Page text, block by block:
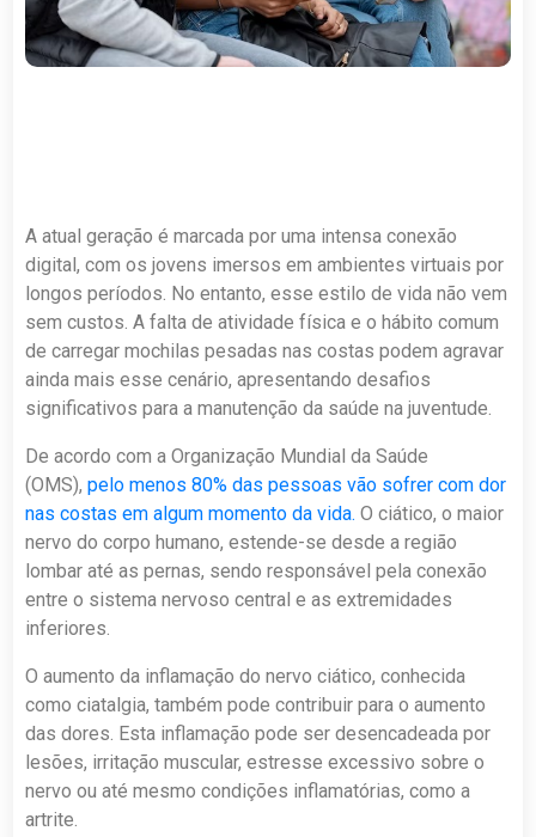
A atual geração é marcada por uma intensa conexão
digital, com os jovens imersos em ambientes virtuais por
longos períodos. No entanto, esse estilo de vida não vem
sem custos. A falta de atividade física e o hábito comum
de carregar mochilas pesadas nas costas podem agravar
ainda mais esse cenário, apresentando desafios
significativos para a manutenção da saúde na juventude.
De acordo com a Organização Mundial da Saúde
(OMS),pelo menos 80% das pessoas vão sofrer com dor
nas costas em algum momento da vida.O ciático, o maior
nervo do corpo humano, estende-se desde a região
lombar até as pernas, sendo responsável pela conexão
entre o sistema nervoso central e as extremidades
inferiores.
O aumento da inflamação do nervo ciático, conhecida
como ciatalgia, também pode contribuir para o aumento
das dores. Esta inflamação pode ser desencadeada por
lesões, irritação muscular, estresse excessivo sobre o
nervo ou até mesmo condições inflamatórias, como a
artrite.